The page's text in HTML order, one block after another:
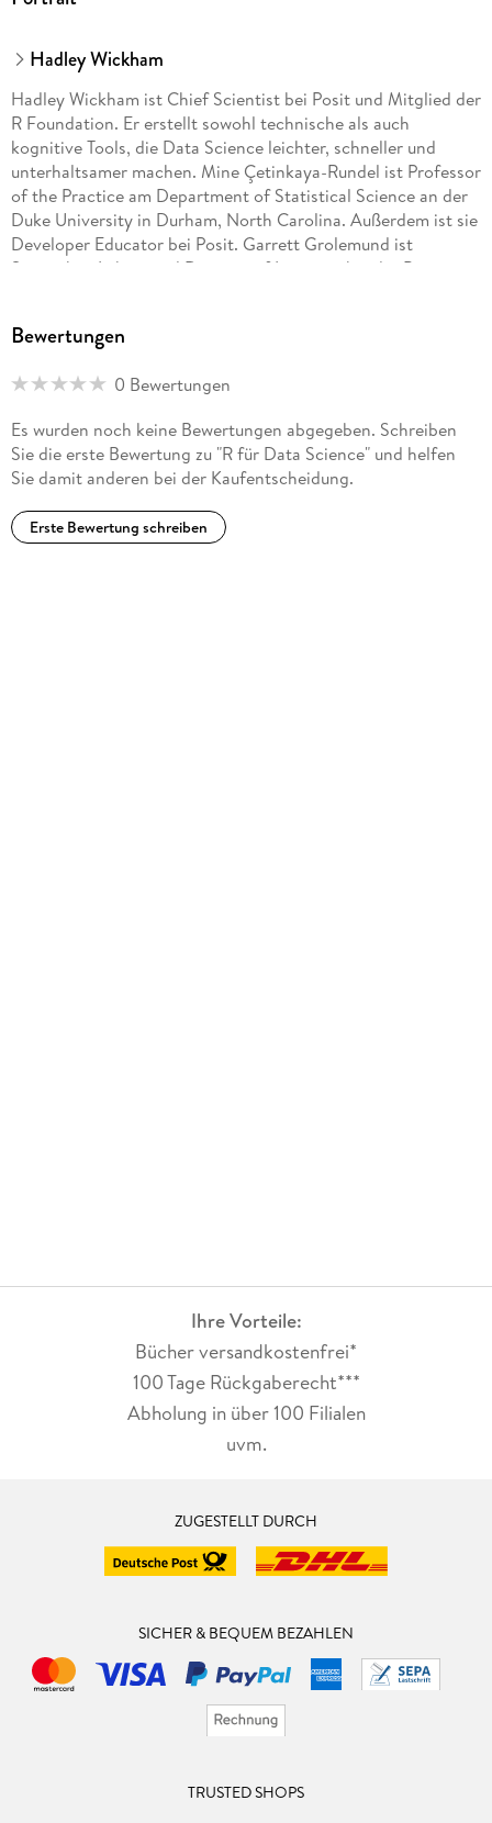
Hadley Wickham
Hadley Wickham ist Chief Scientist bei Posit und Mitglied der
R Foundation. Er erstellt sowohl technische als auch
kognitive Tools, die Data Science leichter, schneller und
unterhaltsamer machen. Mine Çetinkaya-Rundel ist Professor
of the Practice am Department of Statistical Science an der
Duke University in Durham, North Carolina. Außerdem ist sie
Developer Educator bei Posit. Garrett Grolemund ist
Statistiker, Lehrer und Director of Learning bei der Posit
Bewertungen
0 Bewertungen
Es wurden noch keine Bewertungen abgegeben. Schreiben
Sie die erste Bewertung zu "R für Data Science" und helfen
Sie damit anderen bei der Kaufentscheidung.
Erste Bewertung schreiben
Ihre Vorteile:
Bücher versandkostenfrei*
100 Tage Rückgaberecht***
Abholung in über 100 Filialen
uvm.
ZUGESTELLT DURCH
SICHER & BEQUEM BEZAHLEN
TRUSTED SHOPS